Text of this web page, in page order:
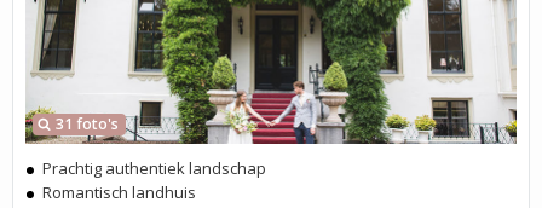
31 foto's
Prachtig authentiek landschap
Romantisch landhuis